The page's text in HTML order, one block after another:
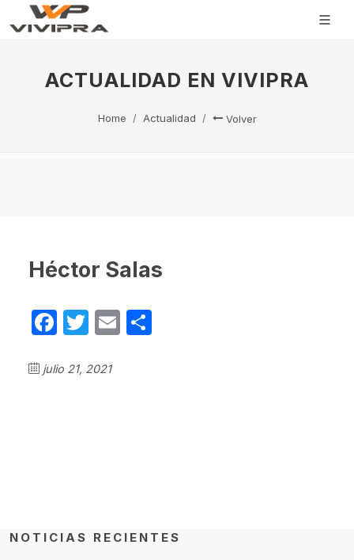
ACTUALIDAD EN VIVIPRA
Home Actualidad Volver
Héctor Salas
Facebook
Twitter
Email
julio 21, 2021
NOTICIAS RECIENTES